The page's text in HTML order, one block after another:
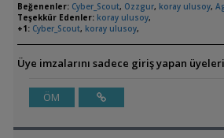
Beğenenler: Cyber_Scout, Ozzgur, koray ulusoy,
Teşekkür Edenler: koray ulusoy,
+1: Cyber_Scout, koray ulusoy,
Üye imzalarını sadece giriş yapan
ÖM